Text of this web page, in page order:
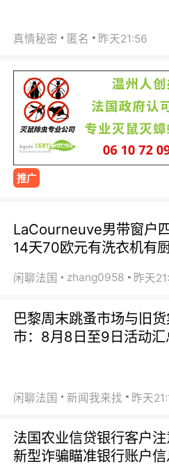
真情秘密 匿名 昨天21:56
推广
LaCourneuve男带窗户
14天70欧元有洗衣机有
闲聊法国 zhang0958 昨天
巴黎周末跳蚤市场与旧
市：8月8日至9日活动汇
闲聊法国 新闻我来找 昨天
法国农业信贷银行客户注
新型诈骗瞄准银行账户信